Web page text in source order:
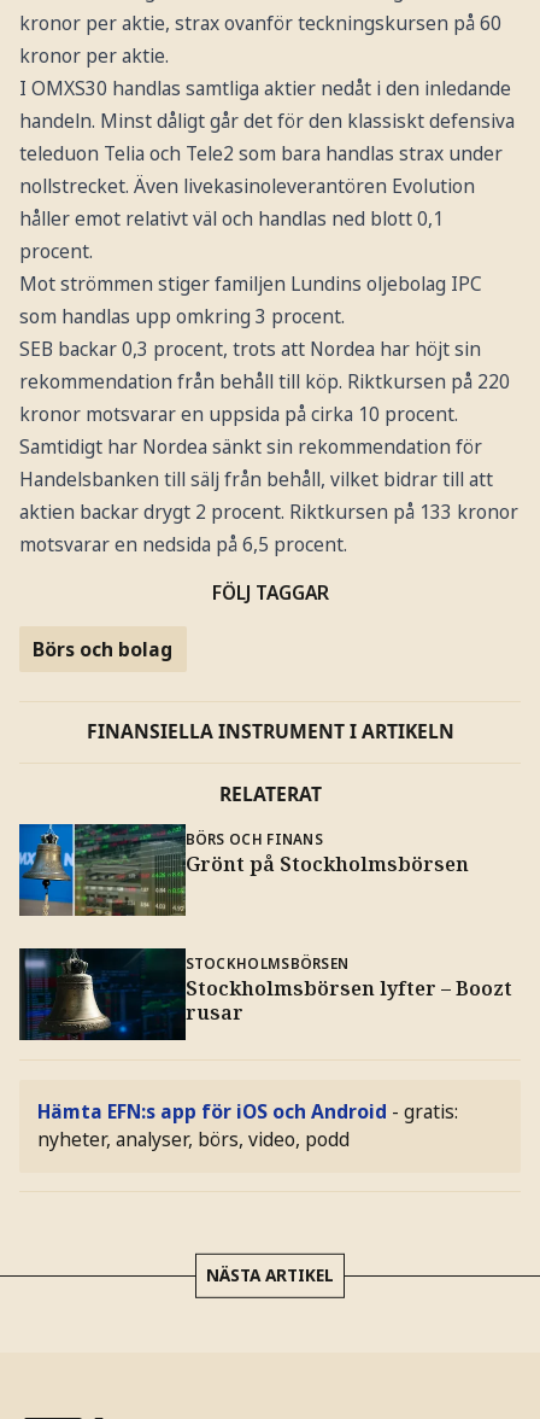
kronor per aktie, strax ovanför teckningskursen på 60
kronor per aktie.
I OMXS30 handlas samtliga aktier nedåt i den inledande
handeln. Minst dåligt går det för den klassiskt defensiva
teleduon Telia och Tele2 som bara handlas strax under
nollstrecket. Även livekasinoleverantören Evolution
håller emot relativt väl och handlas ned blott 0,1
procent.
Mot strömmen stiger familjen Lundins oljebolag IPC
som handlas upp omkring 3 procent.
SEB backar 0,3 procent, trots att Nordea har höjt sin
rekommendation från behåll till köp. Riktkursen på 220
kronor motsvarar en uppsida på cirka 10 procent.
Samtidigt har Nordea sänkt sin rekommendation för
Handelsbanken till sälj från behåll, vilket bidrar till att
aktien backar drygt 2 procent. Riktkursen på 133 kronor
motsvarar en nedsida på 6,5 procent.
FÖLJ TAGGAR
Börs och bolag
FINANSIELLA INSTRUMENT I ARTIKELN
RELATERAT
BÖRS OCH FINANS
Grönt på Stockholmsbörsen
STOCKHOLMSBÖRSEN
Stockholmsbörsen lyfter – Boozt
rusar
Hämta EFN:s app för iOS och Android - gratis:
nyheter, analyser, börs, video, podd
NÄSTA ARTIKEL